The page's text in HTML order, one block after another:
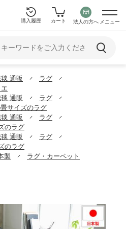
購入履歴 カート 法人の方へ メニュー
通販
ラグ
通販
ラグ
サイズのラグ
通販
ラグ
のラグ
通販
ラグ
のラグ
製 ラグ・カーペット